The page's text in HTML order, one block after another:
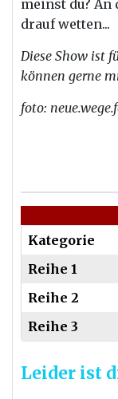
meinst du?
drauf wetten...
Diese Show ist
können gerne
foto:
Kategorie
Reihe 1
Reihe 2
Reihe 3
Leider ist